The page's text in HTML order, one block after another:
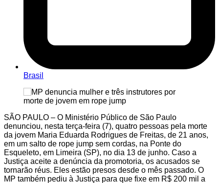
Brasil
SÃO PAULO – O Ministério Público de São Paulo
denunciou, nesta terça-feira (7), quatro pessoas pela morte
da jovem Maria Eduarda Rodrigues de Freitas, de 21 anos,
em um salto de rope jump sem cordas, na Ponte do
Esqueleto, em Limeira (SP), no dia 13 de junho. Caso a
Justiça aceite a denúncia da promotoria, os acusados se
tornarão réus. Eles estão presos desde o mês passado. O
MP também pediu à Justiça para que fixe em R$ 200 mil a